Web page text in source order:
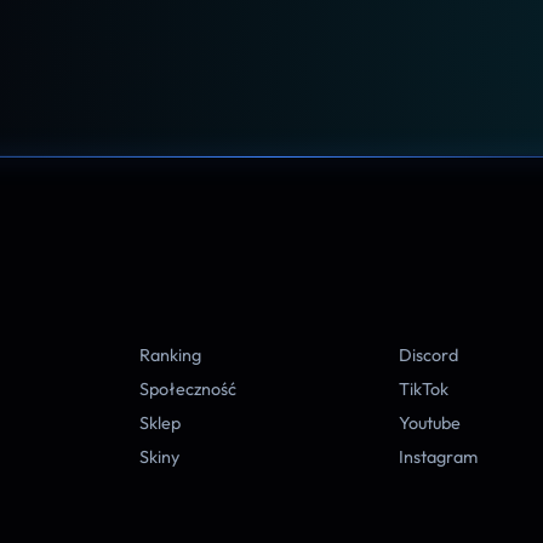
Ranking
Społeczność
Sklep
Skiny
Discord
TikTok
Youtube
Instagram